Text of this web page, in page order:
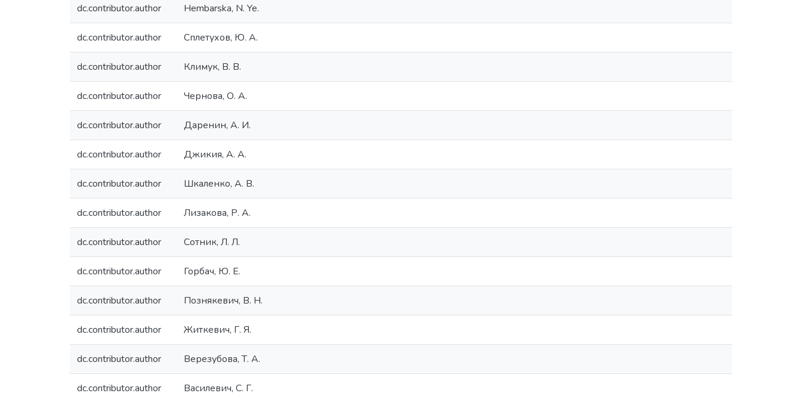
dc.contributor.author Hembarska, N. Ye.
dc.contributor.author Сплетухов, Ю. А.
dc.contributor.author Климук, В. В.
dc.contributor.author Чернова, О. А.
dc.contributor.author Даренин, А. И.
dc.contributor.author Джикия, А. А.
dc.contributor.author Шкаленко, А. В.
dc.contributor.author Лизакова, Р. А.
dc.contributor.author Сотник, Л. Л.
dc.contributor.author Горбач, Ю. Е.
dc.contributor.author Познякевич, В. Н.
dc.contributor.author Житкевич, Г. Я.
dc.contributor.author Верезубова, Т. А.
dc.contributor.author Василевич, С. Г.